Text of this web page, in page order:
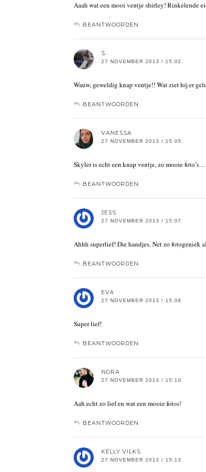
Aaah wat een mooi ventje shirley! Rinkelende
BEANTWOORDEN
S
27 NOVEMBER 2013 / 15:02
Wauw, geweldig knap ventje!! Wat ziet hij er
BEANTWOORDEN
VANESSA
27 NOVEMBER 2013 / 15:05
Skyler is echt een knap ventje, zo mooie foto’s…
BEANTWOORDEN
JESS
27 NOVEMBER 2013 / 15:07
Ahhh superlief! Die handjes. Net zo fotogeniek
BEANTWOORDEN
EVA
27 NOVEMBER 2013 / 15:08
Super lief!
BEANTWOORDEN
NORA
27 NOVEMBER 2013 / 15:10
Aah echt zo lief en wat een mooie fotos!
BEANTWOORDEN
KELLY VILKS
27 NOVEMBER 2013 / 15:13